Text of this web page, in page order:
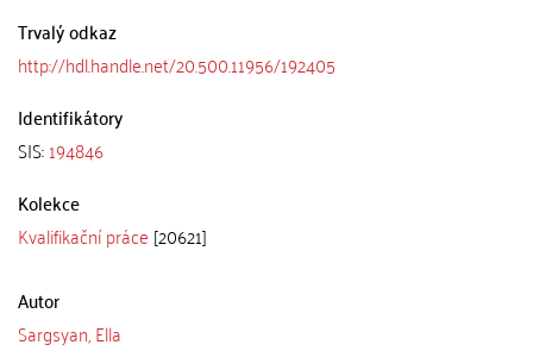
Trvalý odkaz
http://hdl.handle.net/20.500.11956/192405
Identifikátory
SIS:194846
Kolekce
Kvalifikační práce [20621]
Autor
Sargsyan, Ella